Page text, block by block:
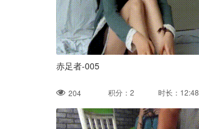
赤足者-005
204 积分：2 时长：12:48